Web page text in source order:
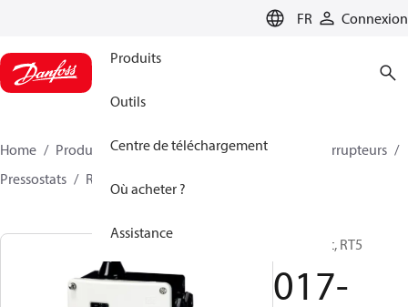
FR Connexion
Produits
Outils
Centre de téléchargement
Où acheter ?
Assistance
Home Produits Climate Solutions - cooling
Interrupteurs
Pressostats
RT
Pressostat, RT5
017-